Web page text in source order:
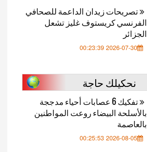
تصريحات زيدان الداعمة للصحافي
الفرنسي كريستوف غليز تشعل
الجزائر
2026-07-30 00:23:39
نحكيلك حاجة
تفكيك 6 عصابات أحياء مدججة
بالأسلحة البيضاء روعت المواطنين
بالعاصمة
2026-08-05 00:25:53